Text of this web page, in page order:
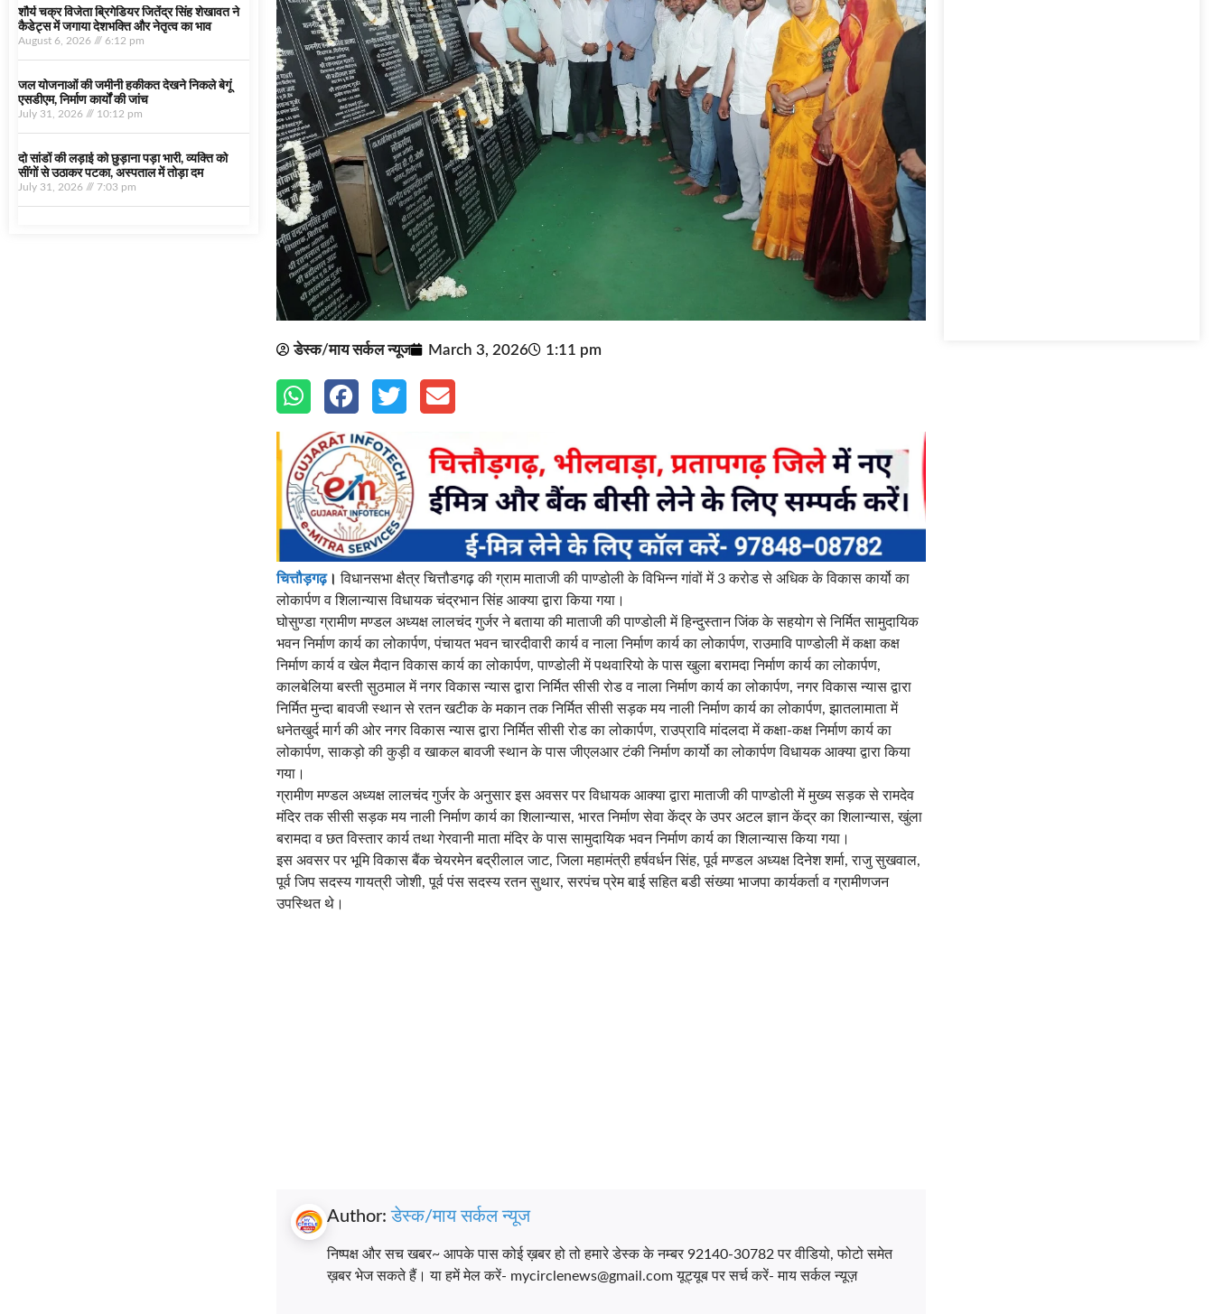
शौर्य चक्र विजेता ब्रिगेडियर जितेंद्र सिंह शेखावत ने
कैडेट्स में जगाया देशभक्ति और नेतृत्व का भाव
August 6, 2026 6:12 pm
जल योजनाओं की जमीनी हकीकत देखने निकले बेगूं
एसडीएम, निर्माण कार्यों की जांच
July 31, 2026 10:12 pm
दो सांडों की लड़ाई को छुड़ाना पड़ा भारी, व्यक्ति को
सींगों से उठाकर पटका, अस्पताल में तोड़ा दम
July 31, 2026 7:03 pm
डेस्क/माय सर्कल न्यूज March 3, 2026 1:11 pm
चित्तौड़गढ़। विधानसभा क्षैत्र चित्तौडगढ़ की ग्राम माताजी की पाण्डोली के विभिन्न गांवों में 3 करोड से अधिक के विकास कार्यो का
लोकार्पण व शिलान्यास विधायक चंद्रभान सिंह आक्या द्वारा किया गया।
घोसुण्डा ग्रामीण मण्डल अध्यक्ष लालचंद गुर्जर ने बताया की माताजी की पाण्डोली में हिन्दुस्तान जिंक के सहयोग से निर्मित सामुदायिक
भवन निर्माण कार्य का लोकार्पण, पंचायत भवन चारदीवारी कार्य व नाला निर्माण कार्य का लोकार्पण, राउमावि पाण्डोली में कक्षा कक्ष
निर्माण कार्य व खेल मैदान विकास कार्य का लोकार्पण, पाण्डोली में पथवारियो के पास खुला बरामदा निर्माण कार्य का लोकार्पण,
कालबेलिया बस्ती सुठमाल में नगर विकास न्यास द्वारा निर्मित सीसी रोड व नाला निर्माण कार्य का लोकार्पण, नगर विकास न्यास द्वारा
निर्मित मुन्दा बावजी स्थान से रतन खटीक के मकान तक निर्मित सीसी सड़क मय नाली निर्माण कार्य का लोकार्पण, झातलामाता में
धनेतखुर्द मार्ग की ओर नगर विकास न्यास द्वारा निर्मित सीसी रोड का लोकार्पण, राउप्रावि मांदलदा में कक्षा-कक्ष निर्माण कार्य का
लोकार्पण, साकड़ो की कुड़ी व खाकल बावजी स्थान के पास जीएलआर टंकी निर्माण कार्यो का लोकार्पण विधायक आक्या द्वारा किया
गया।
ग्रामीण मण्डल अध्यक्ष लालचंद गुर्जर के अनुसार इस अवसर पर विधायक आक्या द्वारा माताजी की पाण्डोली में मुख्य सड़क से रामदेव
मंदिर तक सीसी सड़क मय नाली निर्माण कार्य का शिलान्यास, भारत निर्माण सेवा केंद्र के उपर अटल ज्ञान केंद्र का शिलान्यास, खुंला
बरामदा व छत विस्तार कार्य तथा गेरवानी माता मंदिर के पास सामुदायिक भवन निर्माण कार्य का शिलान्यास किया गया।
इस अवसर पर भूमि विकास बैंक चेयरमेन बद्रीलाल जाट, जिला महामंत्री हर्षवर्धन सिंह, पूर्व मण्डल अध्यक्ष दिनेश शर्मा, राजु सुखवाल,
पूर्व जिप सदस्य गायत्री जोशी, पूर्व पंस सदस्य रतन सुथार, सरपंच प्रेम बाई सहित बडी संख्या भाजपा कार्यकर्ता व ग्रामीणजन
उपस्थित थे।
Author:डेस्क/माय सर्कल न्यूज
निष्पक्ष और सच खबर~ आपके पास कोई ख़बर हो तो हमारे डेस्क के नम्बर 92140-30782 पर वीडियो, फोटो समेत
ख़बर भेज सकते हैं। या हमें मेल करें- mycirclenews@gmail.com यूट्यूब पर सर्च करें- माय सर्कल न्यूज़